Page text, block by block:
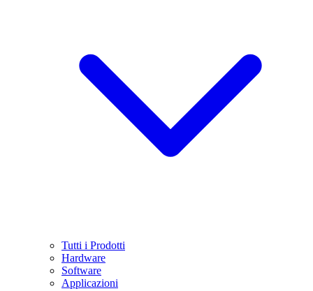
Tutti i Prodotti
Hardware
Software
Applicazioni